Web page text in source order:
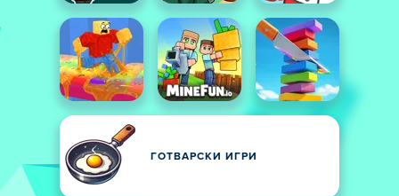
ГОТВАРСКИ ИГРИ